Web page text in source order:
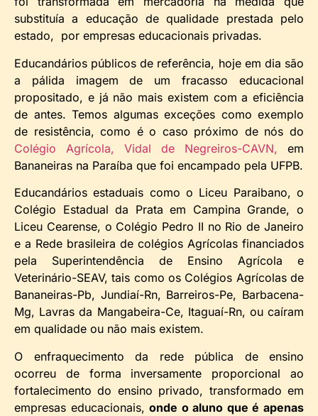
substituía a educação de qualidade prestada pelo
estado, por empresas educacionais privadas.
Educandários públicos de referência, hoje em dia são
a pálida imagem de um fracasso educacional
propositado, e já não mais existem com a eficiência
de antes. Temos algumas exceções como exemplo
de resistência, como é o caso próximo de nós do
Colégio Agrícola, Vidal de Negreiros-CAVN, em
Bananeiras na Paraíba que foi encampado pela UFPB.
Educandários estaduais como o Liceu Paraibano, o
Colégio Estadual da Prata em Campina Grande, o
Liceu Cearense, o Colégio Pedro II no Rio de Janeiro
e a Rede brasileira de colégios Agrícolas financiados
pela Superintendência de Ensino Agrícola e
Veterinário-SEAV, tais como os Colégios Agrícolas de
Bananeiras-Pb, Jundiaí-Rn, Barreiros-Pe, Barbacena-
Mg, Lavras da Mangabeira-Ce, Itaguaí-Rn, ou caíram
em qualidade ou não mais existem.
O enfraquecimento da rede pública de ensino
ocorreu de forma inversamente proporcional ao
fortalecimento do ensino privado, transformado em
empresas educacionais,onde o aluno que é apenas